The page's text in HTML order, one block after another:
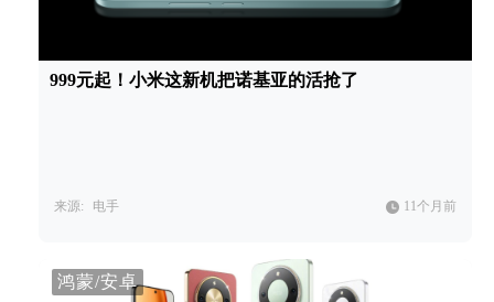
999元起！小米这新机把诺基亚的活抢了
来源: 电手 11个月前
鸿蒙/安卓